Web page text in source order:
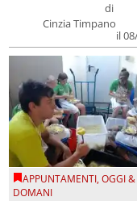
di
Cinzia Timpano
il
APPUNTAMENTI,OGGI &
DOMANI